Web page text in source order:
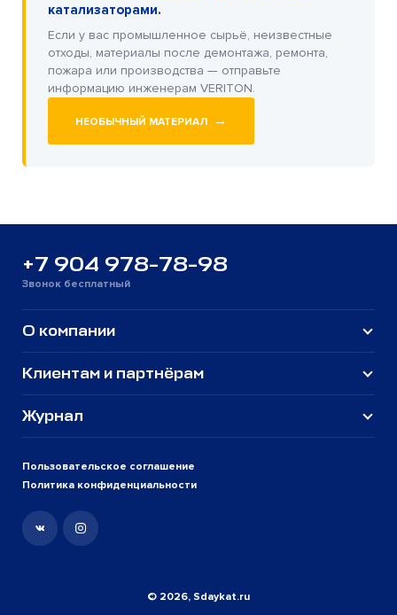
катализаторами.
Если у вас промышленное сырьё, неизвестные
отходы, материалы после демонтажа, ремонта,
пожара или производства — отправьте
информацию инженерам VERITON.
НЕОБЫЧНЫЙ МАТЕРИАЛ →
+7 904 978-78-98
Звонок бесплатный
Пользовательское соглашение
Политика конфиденциальности
О компании
Клиентам и партнёрам
Журнал
© 2026, Sdaykat.ru